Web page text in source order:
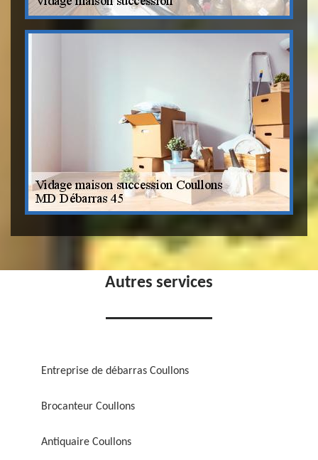
Autres services
Entreprise de débarras Coullons
Brocanteur Coullons
Antiquaire Coullons